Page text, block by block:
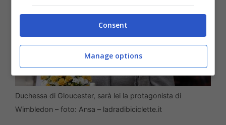
Duchessa di Gloucester, sarà lei la protagonista di
Wimbledon – foto: Ansa – ladradibiciclette.it
Consent
Manage options